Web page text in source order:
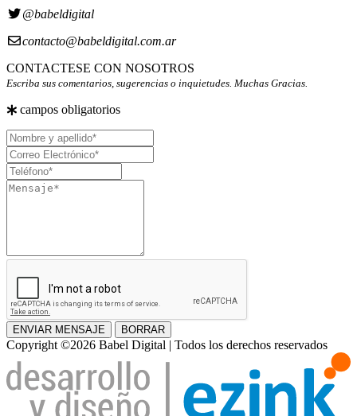
@babeldigital
contacto@babeldigital.com.ar
CONTACTESE CON NOSOTROS
Escriba sus comentarios, sugerencias o inquietudes. Muchas Gracias.
campos obligatorios
Nombre
y
apellido
Correo
Electrónico
Teléfono
Mensaje
ENVIAR MENSAJE BORRAR
Copyright ©2026 Babel Digital | Todos los derechos reservados